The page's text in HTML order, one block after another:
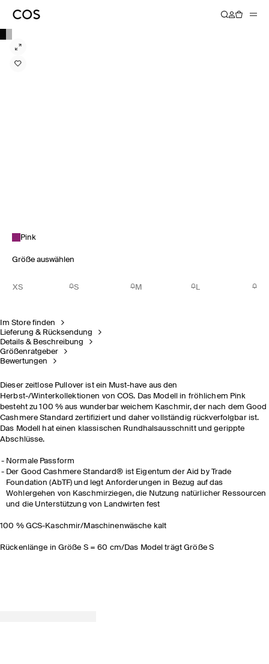
Pink
Größe auswählen
XS S M L
Im Store finden
Lieferung & Rücksendung
Details & Beschreibung
Größenratgeber
Bewertungen
Dieser zeitlose Pullover ist ein Must-have aus den
Herbst-/Winterkollektionen von COS. Das Modell in fröhlichem Pink
besteht zu 100 % aus wunderbar weichem Kaschmir, der nach dem Good
Cashmere Standard zertifiziert und daher vollständig rückverfolgbar ist.
Das Modell hat einen klassischen Rundhalsausschnitt und gerippte
Abschlüsse.
Normale Passform
Der Good Cashmere Standard® ist Eigentum der Aid by Trade
Foundation (AbTF) und legt Anforderungen in Bezug auf das
Wohlergehen von Kaschmirziegen, die Nutzung natürlicher Ressourcen
und die Unterstützung von Landwirten fest
100 % GCS-Kaschmir/Maschinenwäsche kalt
Rückenlänge in Größe S = 60 cm/Das Model trägt Größe S